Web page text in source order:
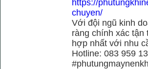
https://
chuyen/
Với đội ngũ kinh
ràng chính xác tận
hợp nhất với nhu
Hotline: 083 959